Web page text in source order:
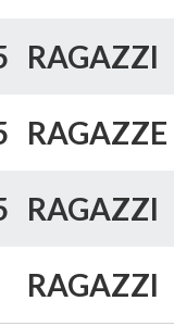
RAGAZZI
RAGAZZE
RAGAZZI
RAGAZZI